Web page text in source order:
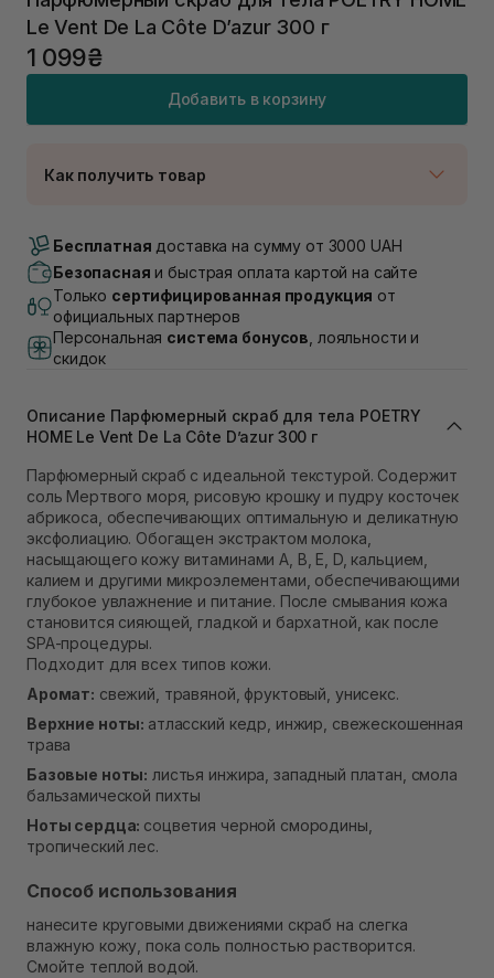
Le Vent De La Côte D’azur 300 г
1 099₴
Добавить в корзину
Как получить товар
В наличии
Самовывоз г. Луцк, Винниченка 4
Нет в наличии!
Самовывоз г. Львов, ул. Академика Подстригача,
1В (Duck's Lake)
В наличии
Самовывоз Львов (Ивана Франко 36)
Самовывоз г. Львов ул. Степана Бандеры 43
Нет в наличии!
В наличии
Самовывоз г. Ровно, ул. Кулика и Гудачека 23 (ТЦ
Экватор)
В наличии
Бесплатная доставка на сумму от 3000 UAH
Безопасная и быстрая оплата картой на сайте
Только сертифицированная продукция от
официальных партнеров
Персональная система бонусов , лояльности и
скидок
Описание Парфюмерный скраб для тела POETRY
HOME Le Vent De La Côte D’azur 300 г
Парфюмерный скраб с идеальной текстурой. Содержит
соль Мертвого моря, рисовую крошку и пудру косточек
абрикоса, обеспечивающих оптимальную и деликатную
эксфолиацию. Обогащен экстрактом молока,
насыщающего кожу витаминами A, B, E, D, кальцием,
калием и другими микроэлементами, обеспечивающими
глубокое увлажнение и питание. После смывания кожа
становится сияющей, гладкой и бархатной, как после
SPA-процедуры.
Подходит для всех типов кожи.
Аромат: свежий, травяной, фруктовый, унисекс.
Верхние ноты: атласский кедр, инжир, свежескошенная
трава
Базовые ноты: листья инжира, западный платан, смола
бальзамической пихты
Ноты сердца: соцветия черной смородины,
тропический лес.
Способ использования
нанесите круговыми движениями скраб на слегка
влажную кожу, пока соль полностью растворится.
Смойте теплой водой.